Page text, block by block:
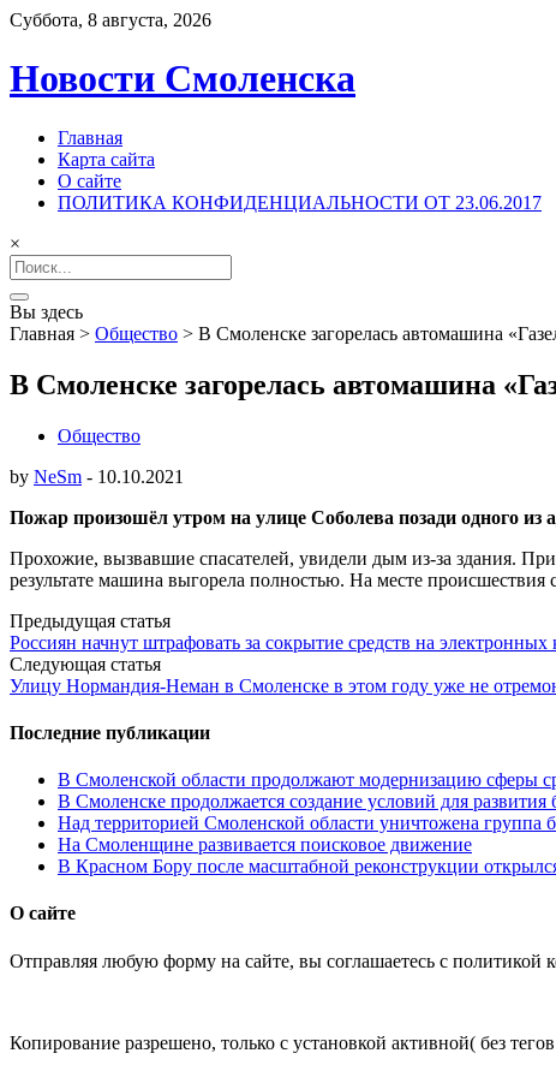
Суббота, 8 августа, 2026
Новости Смоленска
Главная
Карта сайта
О сайте
ПОЛИТИКА КОНФИДЕНЦИАЛЬНОСТИ ОТ 23.06.2017
×
Search
for:
Вы здесь
Главная > Общество > В Смоленске загорелась автомашина
В Смоленске загорелась автомашина
Общество
by NeSm - 10.10.2021
Пожар произошёл утром на улице Соболева позади одного из
Прохожие, вызвавшие спасателей, увидели дым из-за здания.
результате машина выгорела полностью. На месте
Post
navigation
Предыдущая статья
Россиян начнут штрафовать за сокрытие средств на электронных
Следующая статья
Улицу Нормандия-Неман в Смоленске в этом году уже не
Последние публикации
В Смоленской области продолжают модернизацию сферы
В Смоленске продолжается создание условий для развития
Над территорией Смоленской области уничтожена группа
На Смоленщине развивается поисковое движение
В Красном Бору после масштабной реконструкции
О сайте
Отправляя любую форму на сайте, вы соглашаетесь с политикой
Копирование разрешено, только с установкой активной( без